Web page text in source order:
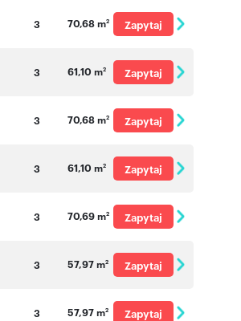
3 70,68 m2
Zapytaj
3 61,10 m2
Zapytaj
3 70,68 m2
Zapytaj
3 61,10 m2
Zapytaj
3 70,69 m2
Zapytaj
3 57,97 m2
Zapytaj
3 57,97 m2
Zapytaj